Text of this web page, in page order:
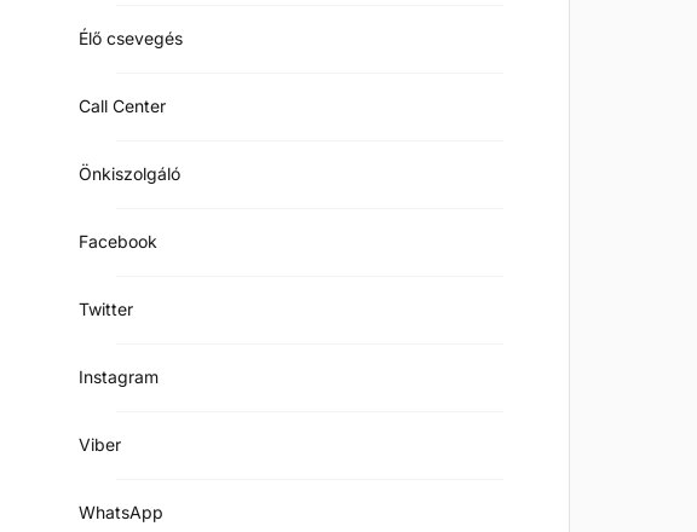
Élő csevegés
Call Center
Önkiszolgáló
Facebook
Twitter
Instagram
Viber
WhatsApp